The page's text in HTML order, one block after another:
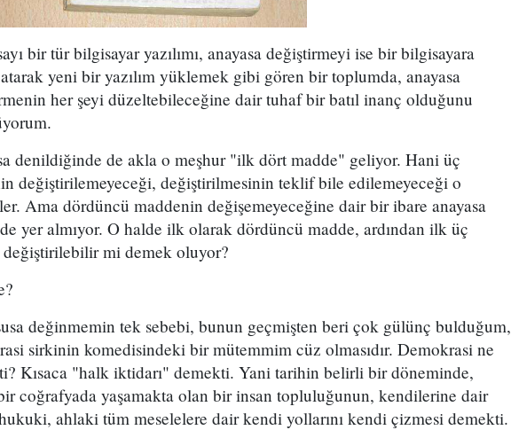
bir tür bilgisayar yazılımı, anayasa değiştirmeyi ise bir bilgisayara
yeni bir yazılım yüklemek gibi gören bir toplumda, anayasa
her şeyi düzeltebileceğine dair tuhaf bir batıl inanç olduğunu
denildiğinde de akla o meşhur "ilk dört madde" geliyor. Hani üç
değiştirilemeyeceği, değiştirilmesinin teklif bile edilemeyeceği o
Ama dördüncü maddenin değişemeyeceğine dair bir ibare anayasa
yer almıyor. O halde ilk olarak dördüncü madde, ardından ilk üç
değiştirilebilir mi demek oluyor?
değinmemin tek sebebi, bunun geçmişten beri çok gülünç bulduğum,
sirkinin komedisindeki bir mütemmim cüz olmasıdır. Demokrasi ne
Kısaca "halk iktidarı" demekti. Yani tarihin belirli bir döneminde,
coğrafyada yaşamakta olan bir insan topluluğunun, kendilerine dair
ahlaki tüm meselelere dair kendi yollarını kendi çizmesi demekti.